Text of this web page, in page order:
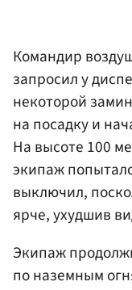
Командир
запросил у
некоторой
на посадку и
На высоте 100
экипаж
выключил,
ярче, ухудшив
Экипаж
по наземным